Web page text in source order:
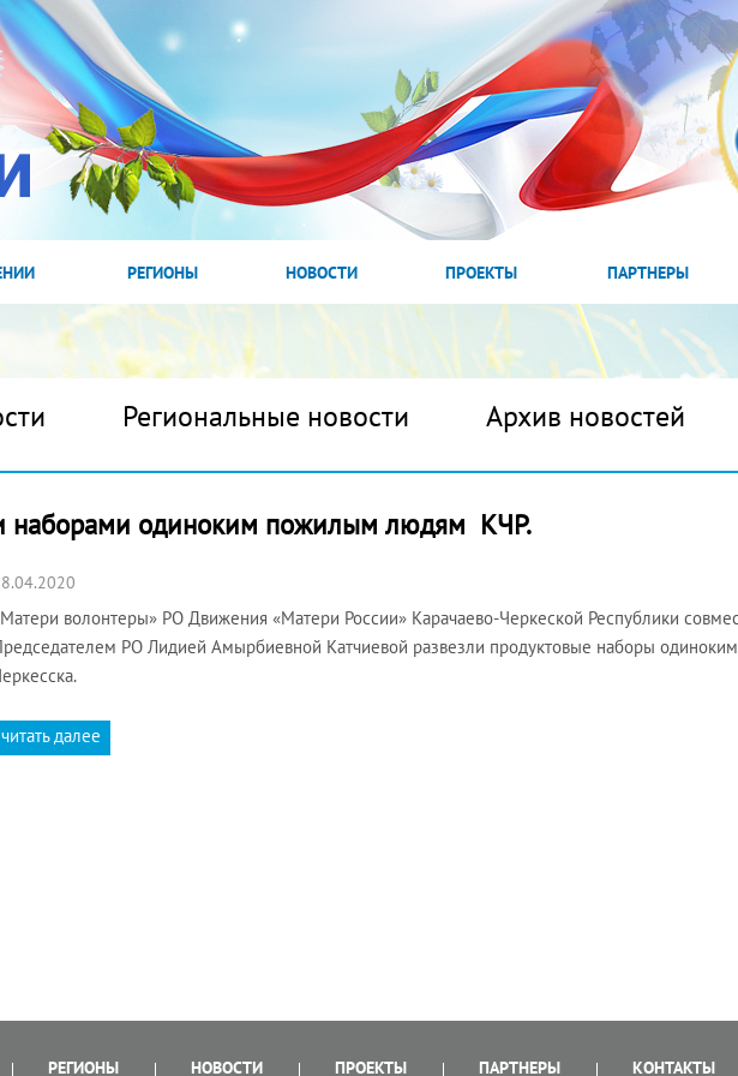
РЕГИОНЫ НОВОСТИ ПРОЕКТЫ ПАРТНЕРЫ
Региональные новости Архив новостей
наборами одиноким пожилым людям КЧР.
волонтеры» РО Движения «Матери России» Карачаево-Черкеской Республики
РО Лидией Амырбиевной Катчиевой развезли продуктовые наборы
читать далее
РЕГИОНЫ НОВОСТИ ПРОЕКТЫ ПАРТНЕРЫ КОНТАКТЫ